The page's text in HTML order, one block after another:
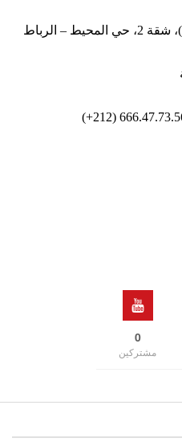
0
مشتركين